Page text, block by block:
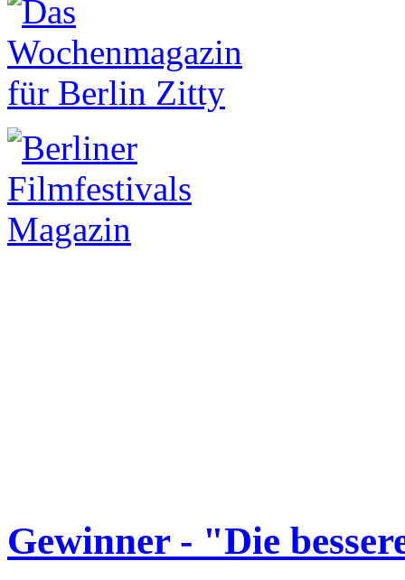
Gewinner - "Die